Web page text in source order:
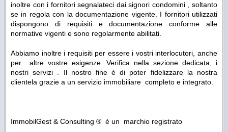
inoltre con i fornitori segnalateci dai signori condomini , soltanto
se in regola con la documentazione vigente. I fornitori utilizzati
dispongono di requisiti e documentazione conforme alle
normative vigenti e sono regolarmente abilitati.
Abbiamo inoltre i requisiti per essere i vostri interlocutori, anche
per altre vostre esigenze. Verifica nella sezione dedicata, i
nostri servizi . Il nostro fine è di poter fidelizzare la nostra
clientela grazie a un servizio immobiliare completo e integrato.
ImmobilGest & Consulting ® è un marchio registrato